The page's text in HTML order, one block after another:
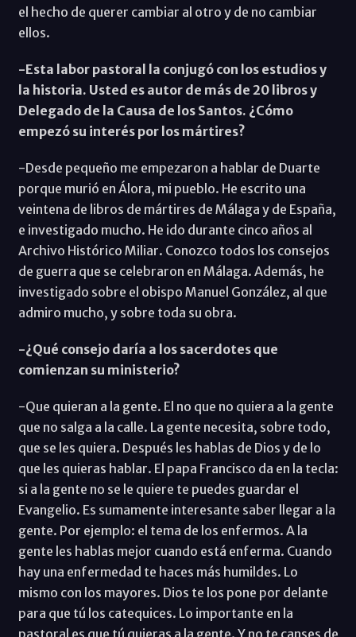
el hecho de querer cambiar al otro y de no cambiar
ellos.
-Esta labor pastoral la conjugó con los estudios y
la historia. Usted es autor de más de 20 libros y
Delegado de la Causa de los Santos. ¿Cómo
empezó su interés por los mártires?
-Desde pequeño me empezaron a hablar de Duarte
porque murió en Álora, mi pueblo. He escrito una
veintena de libros de mártires de Málaga y de España,
e investigado mucho. He ido durante cinco años al
Archivo Histórico Miliar. Conozco todos los consejos
de guerra que se celebraron en Málaga. Además, he
investigado sobre el obispo Manuel González, al que
admiro mucho, y sobre toda su obra.
-¿Qué consejo daría a los sacerdotes que
comienzan su ministerio?
-Que quieran a la gente. El no que no quiera a la gente
que no salga a la calle. La gente necesita, sobre todo,
que se les quiera. Después les hablas de Dios y de lo
que les quieras hablar. El papa Francisco da en la tecla:
si a la gente no se le quiere te puedes guardar el
Evangelio. Es sumamente interesante saber llegar a la
gente. Por ejemplo: el tema de los enfermos. A la
gente les hablas mejor cuando está enferma. Cuando
hay una enfermedad te haces más humildes. Lo
mismo con los mayores. Dios te los pone por delante
para que tú los catequices. Lo importante en la
pastoral es que tú quieras a la gente. Y no te canses de